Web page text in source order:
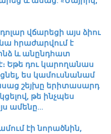
վճարեցի այս ձիու
հրաժարվում է
և անընդհատ
Եթե դու կարողանաս
ես կամուսնանամ
շեյխը երիտասարդ
թե ինչպես
ամենը…
էի նորածնին,